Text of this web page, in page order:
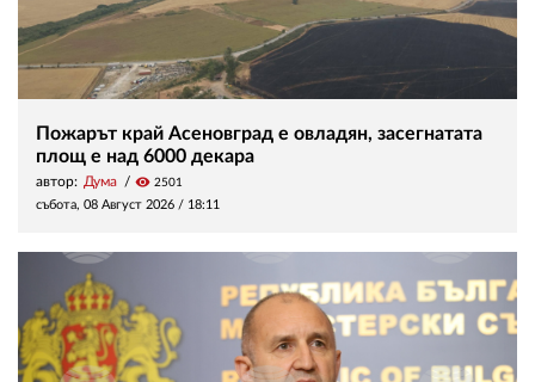
Пожарът край Асеновград е овладян, засегнатата
площ е над 6000 декара
автор: Дума visibility 2501
събота, 08 Август 2026 / 18:11